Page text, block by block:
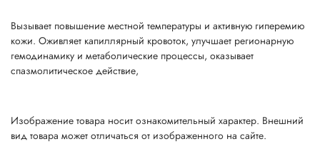
Вызывает повышение местной температуры и активную гиперемию
кожи. Оживляет капиллярный кровоток, улучшает регионарную
гемодинамику и метаболические процессы, оказывает
спазмолитическое действие,
Изображение товара носит ознакомительный характер. Внешний
вид товара может отличаться от изображенного на сайте.